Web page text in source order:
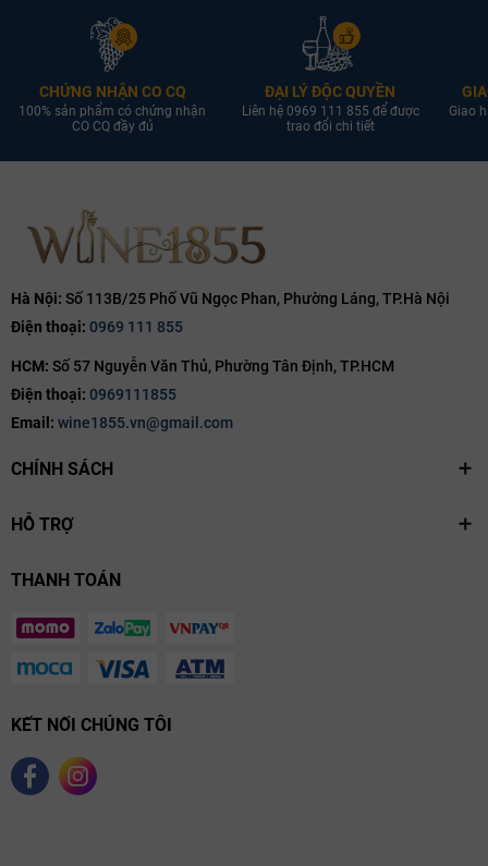
CHỨNG NHẬN CO CQ
100% sản phẩm có chứng nhận
CO CQ đầy đủ
ĐẠI LÝ ĐỘC QUYỀN
Liên hệ 0969 111 855 để được
trao đổi chi tiết
Giao
Hà Nội: Số 113B/25 Phố Vũ Ngọc Phan, Phường Láng, TP.Hà Nội
Điện thoại: 0969 111 855
HCM: Số 57 Nguyễn Văn Thủ, Phường Tân Định, TP.HCM
Điện thoại: 0969111855
Email: wine1855.vn@gmail.com
CHÍNH SÁCH
HỖ TRỢ
THANH TOÁN
KẾT NỐI CHÚNG TÔI